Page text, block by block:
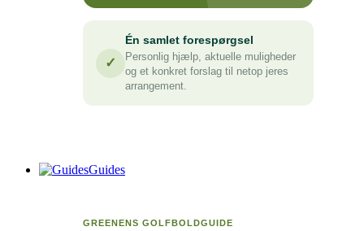
✓
Én samlet forespørgsel
Personlig hjælp, aktuelle muligheder
og et konkret forslag til netop jeres
arrangement.
Guides
GREENENS GOLFBOLDGUIDE